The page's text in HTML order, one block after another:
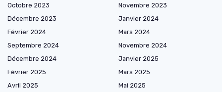
Octobre 2023
Novembre 2023
Décembre 2023
Janvier 2024
Février 2024
Mars 2024
Septembre 2024
Novembre 2024
Décembre 2024
Janvier 2025
Février 2025
Mars 2025
Avril 2025
Mai 2025